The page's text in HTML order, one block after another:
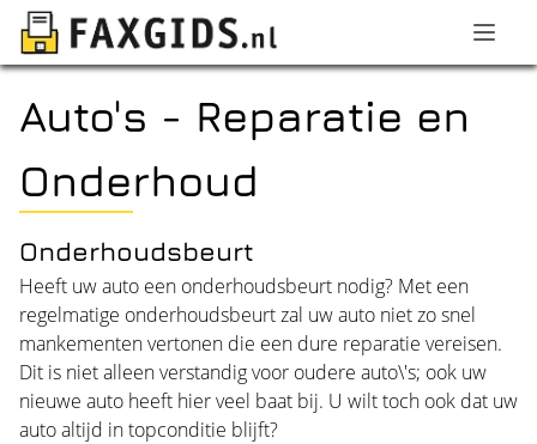
Auto's - Reparatie en
Onderhoud
Onderhoudsbeurt
Heeft uw auto een onderhoudsbeurt nodig? Met een
regelmatige onderhoudsbeurt zal uw auto niet zo snel
mankementen vertonen die een dure reparatie vereisen.
Dit is niet alleen verstandig voor oudere auto\'s; ook uw
nieuwe auto heeft hier veel baat bij. U wilt toch ook dat uw
auto altijd in topconditie blijft?